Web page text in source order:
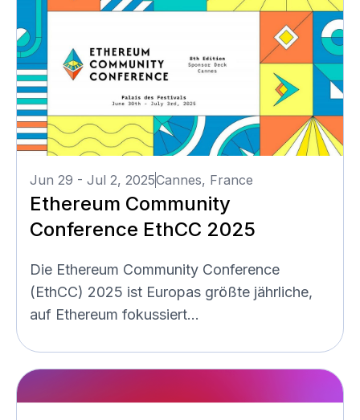
Jun 29 - Jul 2, 2025Cannes, France
Ethereum Community
Conference EthCC 2025
Die Ethereum Community Conference
(EthCC) 2025 ist Europas größte jährliche,
auf Ethereum fokussiert...